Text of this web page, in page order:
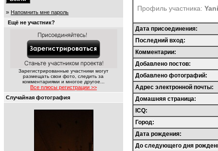
» Напомнить мне пароль
Ещё не участник?
Зарегистрированные участники могут
размещать свои фото, следить за
комментариями и многое другое...
Все плюсы регистрации >>
Случайная фотография
Профиль участника:
Дата присоединения:
Последний вход:
Комментарии:
Добавлено постов:
Добавлено фотографий:
Адрес электронной почты:
Домашняя страница:
ICQ:
Город:
Дата рождения:
До следующего дня